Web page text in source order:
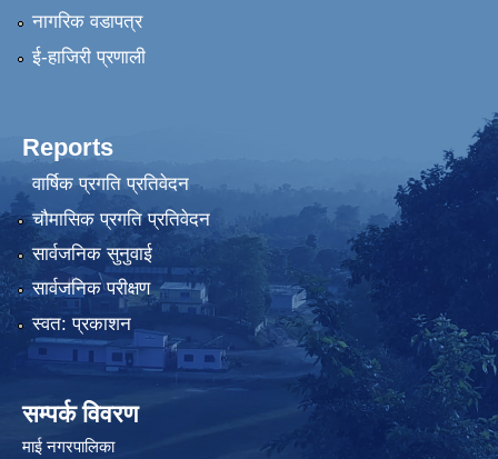
नागरिक वडापत्र
ई-हाजिरी प्रणाली
Reports
वार्षिक प्रगति प्रतिवेदन
चौमासिक प्रगति प्रतिवेदन
सार्वजनिक सुनुवाई
सार्वजनिक परीक्षण
स्वत: प्रकाशन
सम्पर्क विवरण
माई नगरपालिका